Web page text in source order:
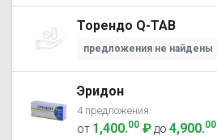
Торендо Q-ТАB
предложения не найдены
Эридон
4 предложения
от 1,400.00 ₽ до 4,900.00